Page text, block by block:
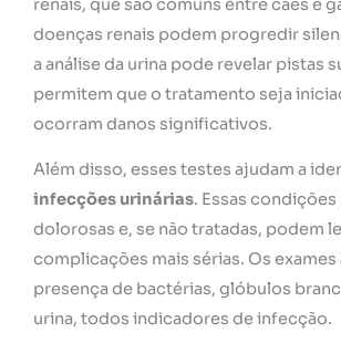
renais, que são comuns entre cães e
doenças renais podem progredir
a análise da urina pode revelar pistas
permitem que o tratamento seja
ocorram danos significativos.
Além disso, esses testes ajudam a
infecções urinárias. Essas
dolorosas e, se não tratadas, podem
complicações mais sérias. Os exames
presença de bactérias, glóbulos
urina, todos indicadores de infecção.